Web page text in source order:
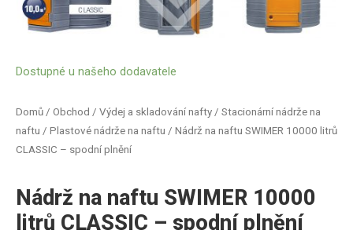
Domů / Obchod / Výdej a skladování nafty / Stacionární nádrže na
naftu / Plastové nádrže na naftu / Nádrž na naftu SWIMER 10000 litrů
CLASSIC – spodní plnění
Nádrž na naftu SWIMER 10000
litrů CLASSIC – spodní plnění
Dostupné u našeho dodavatele